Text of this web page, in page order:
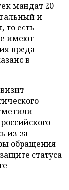
мандат 20
и
есть
имеют
вреда
в
из-за
обращения
статуса